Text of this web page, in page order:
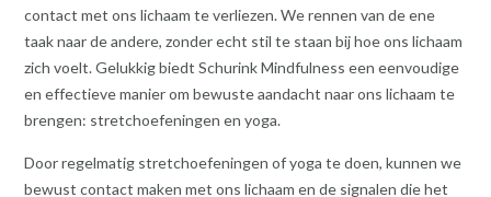
contact met ons lichaam te verliezen. We rennen van de ene
taak naar de andere, zonder echt stil te staan bij hoe ons lichaam
zich voelt. Gelukkig biedt Schurink Mindfulness een eenvoudige
en effectieve manier om bewuste aandacht naar ons lichaam te
brengen: stretchoefeningen en yoga.
Door regelmatig stretchoefeningen of yoga te doen, kunnen we
bewust contact maken met ons lichaam en de signalen die het